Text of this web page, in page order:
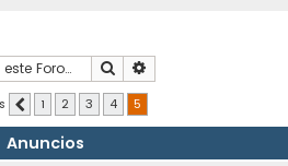
Buscar
Anterior
1 2 3 4 5
Anuncios